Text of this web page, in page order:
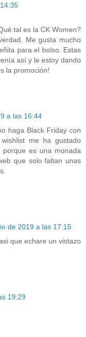
tal es la CK Women?
Me gusta mucho
para el bolso. Estas
así y le estoy dando
la promoción!
a las 16:44
haga Black Friday con
me ha gustado
es una monada
que solo faltan unas
de 2019 a las 17:15
que echare un vistazo
19:29